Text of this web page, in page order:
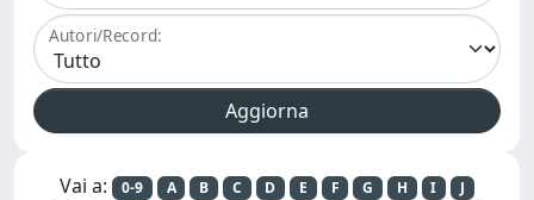
Autori/Record:
Vai a: 0-9 A B C D E F G H I
J